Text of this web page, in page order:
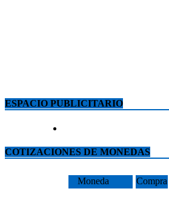
ESPACIO PUBLICITARIO
COTIZACIONES DE MONEDAS
Moneda Compra